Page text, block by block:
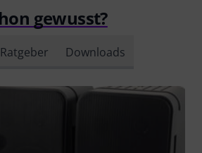
gewusst?
Ratgeber Downloads